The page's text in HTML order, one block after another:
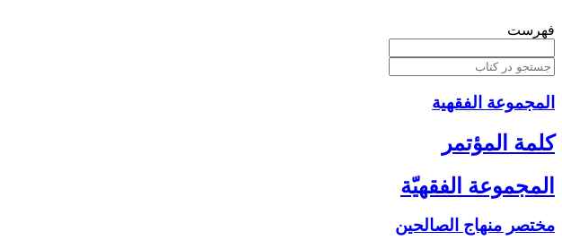
فهرست
المجموعة الفقهیة
كلمة المؤتمر
المجموعة الفقهيّة
مختصر منهاج الصالحين‏